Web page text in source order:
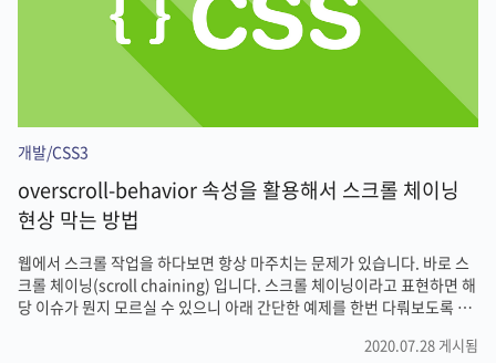
개발/CSS3
overscroll-behavior 속성을 활용해서 스크롤 체이닝
현상 막는 방법
웹에서 스크롤 작업을 하다보면 항상 마주치는 문제가 있습니다. 바로 스
크롤 체이닝(scroll chaining) 입니다. 스크롤 체이닝이라고 표현하면 해
당 이슈가 뭔지 모르실 수 있으니 아래 간단한 예제를 한번 다뤄보도록 하
CodePen. 예시를 보면 overscroll-behavior 속성이 auto로 설정된 기
2020.07.28 게시됨